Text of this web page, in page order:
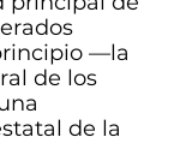
—la
de los
de la